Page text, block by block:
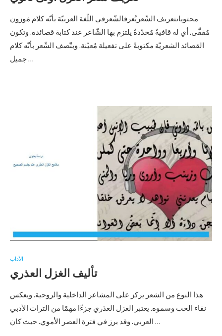
محتوياتتعريف الشّعريُعرفالشّعرفي اللّغة العربيّة بأنّه كلام مَوزون
مُقفَّى. أي له قافيةٌ مُحدّدةٌ يلتزم بها الشّاعر عند كتابة قصائده. وتكون
القصائد الشعريّة مكتوبةً على تفعيلة مُعيّنة. ويتّصف الشّعر بأنّه كلام
جميل …
الآداب
تأليف الغزل العذري
هذا النوع من الشعر يركز على المشاعر الداخلية والروحية. ويعكس
نقاء الحب وسموه. يعتبر الغزل العذري جزءًا مهمًا من التراث الأدبي
العربي. وقد برز في فترة العصر الأموي. حيث كان …